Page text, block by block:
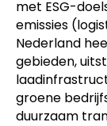
met ESG-
emissies
Nederland
gebieden,
groene
duurzaam